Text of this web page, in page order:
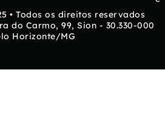
• Todos os direitos reservados
do Carmo, 99, Sion - 30.330-000
Horizonte/MG